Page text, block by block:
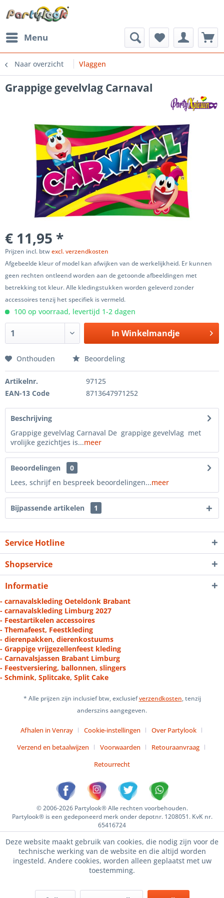
Menu
Naar overzicht Vlaggen
Grappige gevelvlag Carnaval
€ 11,95 *
Prijzen incl. btwexcl. verzendkosten
Afgebeelde kleur of model kan afwijken van de werkelijkheid. Er kunnen
geen rechten ontleend worden aan de getoonde afbeeldingen met
betrekking tot kleur. Alle kledingstukken worden geleverd zonder
accessoires tenzij het specifiek is vermeld.
100 op voorraad, levertijd 1-2 dagen
In Winkelmandje
Onthouden Beoordeling
Artikelnr.
97125
EAN-13 Code
8713647971252
Beschrijving
Grappige gevelvlag Carnaval De grappige gevelvlag met
vrolijke gezichtjes is...meer
Beoordelingen
0
Lees, schrijf en bespreek beoordelingen...meer
Bijpassende artikelen 1
Service Hotline
Shopservice
Informatie
- carnavalskleding Oeteldonk Brabant
- carnavalskleding Limburg 2027
- Feestartikelen accessoires
- Themafeest, Feestkleding
- dierenpakken, dierenkostuums
- Grappige vrijgezellenfeest kleding
- Carnavalsjassen Brabant Limburg
- Feestversiering, ballonnen, slingers
- Schmink, Splitcake, Split Cake
* Alle prijzen zijn inclusief btw, exclusiefverzendkosten, tenzij
anderszins aangegeven.
Afhalen in Venray Cookie-instellingen
Over Partylook
Verzend en betaalwijzen
Voorwaarden
Retouraanvraag
Retourrecht
© 2006-2026 Partylook® Alle rechten voorbehouden.
Partylook® is een gedeponeerd merk onder depotnr. 1208051. KvK nr.
65416724
Deze website maakt gebruik van cookies, die nodig zijn voor de
technische werking van de website en die altijd worden
ingesteld. Andere cookies, worden alleen geplaatst met uw
toestemming.